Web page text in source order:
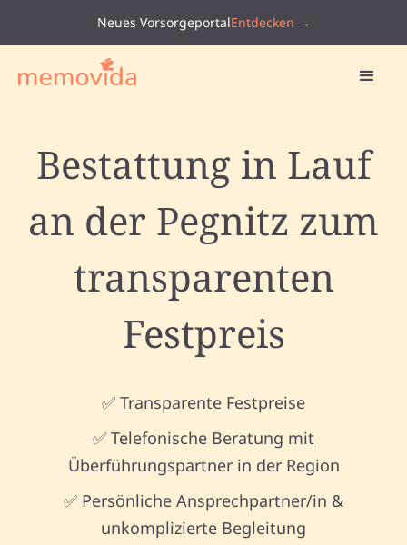
Neues VorsorgeportalEntdecken →
Bestattung in Lauf
an der Pegnitz zum
transparenten
Festpreis
✅ Transparente Festpreise
✅ Telefonische Beratung mit
Überführungspartner in der Region
✅ Persönliche Ansprechpartner/in &
unkomplizierte Begleitung